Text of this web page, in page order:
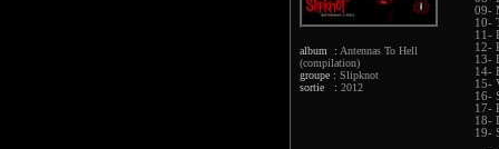
album : Antennas To Hell
(compilation)
groupe : Slipknot
sortie : 2012
09-
10-
11-
12-
13-
14-
15-
16-
17-
18-
19-